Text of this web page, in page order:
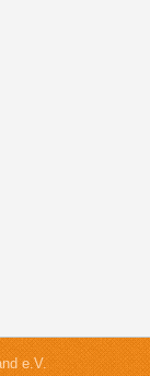
e.V.